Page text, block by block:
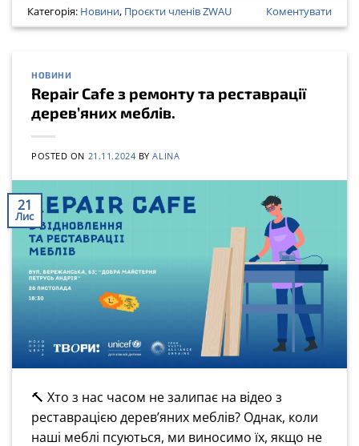
Категорія: Новини, Проєкти членів ZWAU Коментувати
НОВИНИ
Repair Cafe з ремонту та реставрації
деревʼяних меблів.
POSTED ON 21.11.2024 BYALINA
21
Лис
🔨 Хто з нас часом не залипає на відео з
реставрацією дерев’яних меблів? Однак, коли
наші меблі псуються, ми виносимо їх, якщо не